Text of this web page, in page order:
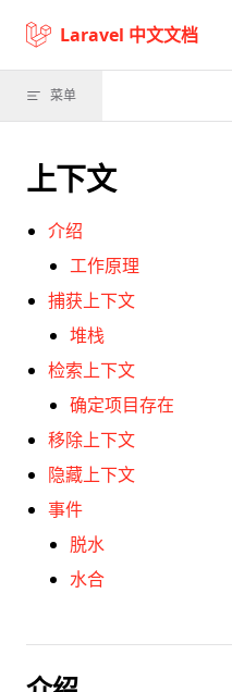
Skip to content
Laravel 中文文档
菜单
上下文
介绍
工作原理
捕获上下文
堆栈
检索上下文
确定项目存在
移除上下文
隐藏上下文
事件
脱水
水合